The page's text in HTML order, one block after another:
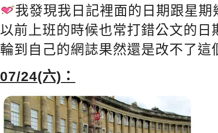
我發現我日記裡面的日期跟星
以前上班的時候也常打錯公文的日
輪到自己的網誌果然還是改不了
07/24(六)：